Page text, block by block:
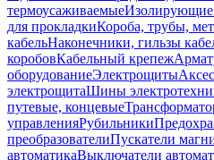
термоусаживаемые
для прокладкиКороба, трубы,
кабельНаконечники, гильзы
коробовКабельный крепеж
оборудованиеЭлектрощиты
электрощитаШины
путевые, концевые
управленияРубильники
преобразователиПускатели
автоматикаВыключатели